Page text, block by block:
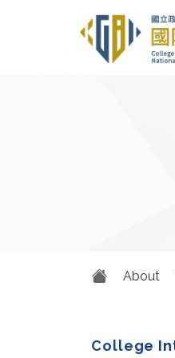
About
College